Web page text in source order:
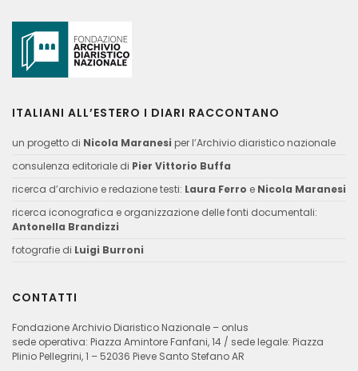
ITALIANI ALL’ESTERO I DIARI RACCONTANO
un progetto di Nicola Maranesi per l’Archivio diaristico nazionale
consulenza editoriale di Pier Vittorio Buffa
ricerca d’archivio e redazione testi: Laura Ferro e Nicola Maranesi
ricerca iconografica e organizzazione delle fonti documentali:
Antonella Brandizzi
fotografie di Luigi Burroni
CONTATTI
Fondazione Archivio Diaristico Nazionale – onlus
sede operativa: Piazza Amintore Fanfani, 14 / sede legale: Piazza
Plinio Pellegrini, 1 – 52036 Pieve Santo Stefano AR